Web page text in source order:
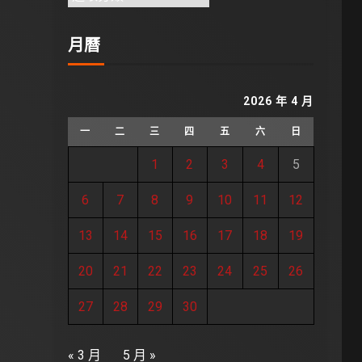
月曆
2026 年 4 月
一 二 三 四 五 六 日
1 2 3 4 5
6 7 8 9 10 11 12
13 14 15 16 17 18 19
20 21 22 23 24 25 26
27 28 29 30
« 3 月 5 月 »